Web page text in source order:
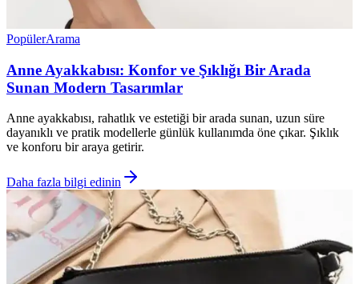
PopülerArama
Anne Ayakkabısı: Konfor ve Şıklığı Bir Arada
Sunan Modern Tasarımlar
Anne ayakkabısı, rahatlık ve estetiği bir arada sunan, uzun süre
dayanıklı ve pratik modellerle günlük kullanımda öne çıkar. Şıklık
ve konforu bir araya getirir.
Daha fazla bilgi edinin